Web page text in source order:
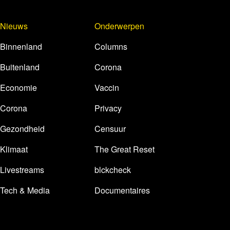
Nieuws
Binnenland
Buitenland
Economie
Corona
Gezondheid
Klimaat
Livestreams
Tech & Media
Onderwerpen
Columns
Corona
Vaccin
Privacy
Censuur
The Great Reset
blckcheck
Documentaires